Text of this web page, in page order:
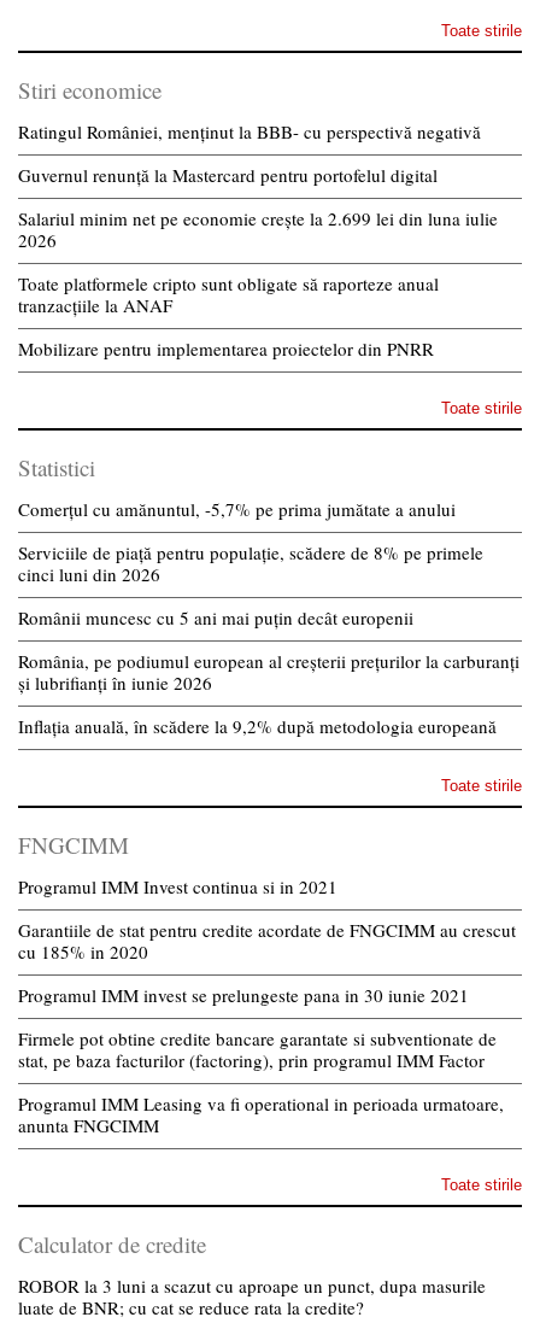
Toate stirile
Stiri economice
Ratingul României, menținut la BBB- cu perspectivă negativă
Guvernul renunță la Mastercard pentru portofelul digital
Salariul minim net pe economie crește la 2.699 lei din luna iulie
2026
Toate platformele cripto sunt obligate să raporteze anual
tranzacțiile la ANAF
Mobilizare pentru implementarea proiectelor din PNRR
Toate stirile
Statistici
Comerțul cu amănuntul, -5,7% pe prima jumătate a anului
Serviciile de piață pentru populație, scădere de 8% pe primele
cinci luni din 2026
Românii muncesc cu 5 ani mai puțin decât europenii
România, pe podiumul european al creșterii prețurilor la carburanți
și lubrifianți în iunie 2026
Inflația anuală, în scădere la 9,2% după metodologia europeană
Toate stirile
FNGCIMM
Programul IMM Invest continua si in 2021
Garantiile de stat pentru credite acordate de FNGCIMM au crescut
cu 185% in 2020
Programul IMM invest se prelungeste pana in 30 iunie 2021
Firmele pot obtine credite bancare garantate si subventionate de
stat, pe baza facturilor (factoring), prin programul IMM Factor
Programul IMM Leasing va fi operational in perioada urmatoare,
anunta FNGCIMM
Toate stirile
Calculator de credite
ROBOR la 3 luni a scazut cu aproape un punct, dupa masurile
luate de BNR; cu cat se reduce rata la credite?